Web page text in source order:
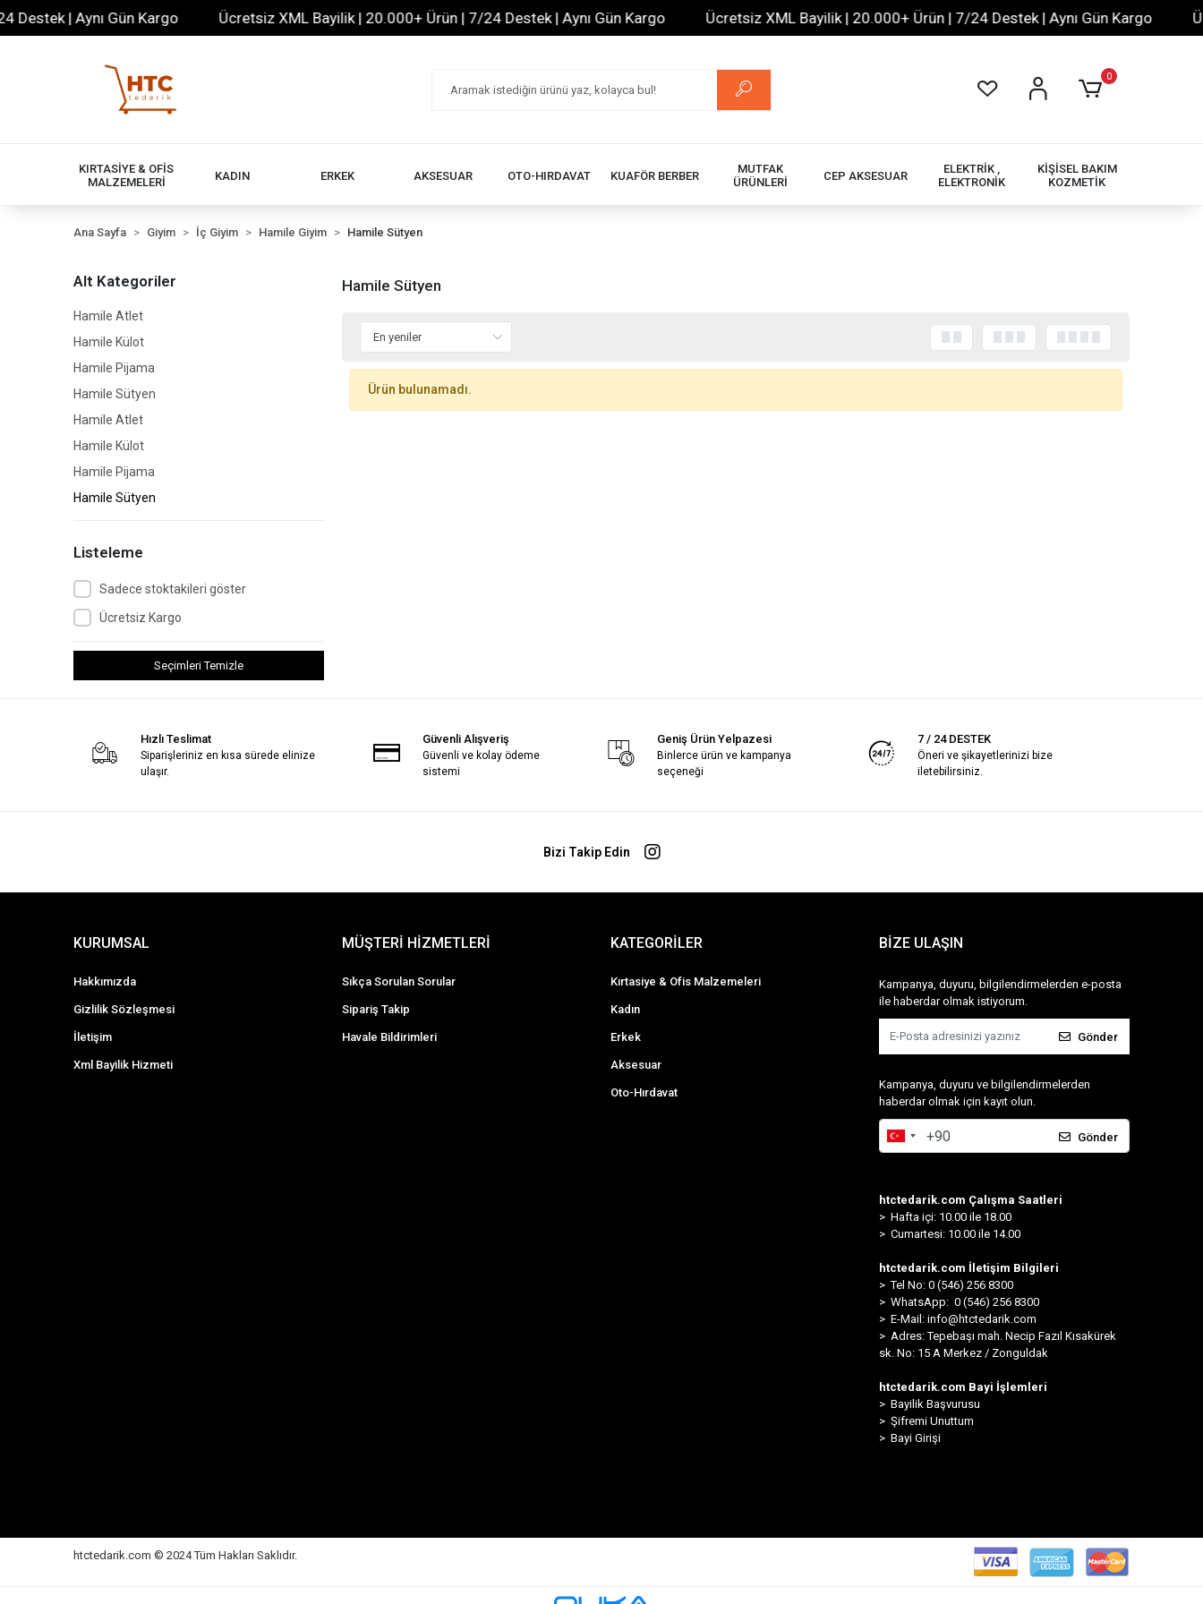
| Aynı Gün Kargo Ücretsiz XML Bayilik | 20.000+ Ürün | 7/24 Destek | Aynı Gün Kargo Ücretsiz XML Bayilik | 20.000+ Ürün | 7/24 Destek | Aynı Gün Kargo
0
KIRTASİYE & OFİS
MALZEMELERİ
KADIN ERKEK AKSESUAR OTO-HIRDAVAT KUAFÖR BERBER
MUTFAK
ÜRÜNLERİ
CEP AKSESUAR
ELEKTRİK ,
ELEKTRONİK
KİŞİSEL BAKIM
KOZMETİK
Ana Sayfa Giyim İç Giyim Hamile Giyim Hamile Sütyen
Alt Kategoriler
Hamile Atlet
Hamile Külot
Hamile Pijama
Hamile Sütyen
Hamile Atlet
Hamile Külot
Hamile Pijama
Hamile Sütyen
Listeleme
Sadece stoktakileri göster
Ücretsiz Kargo
Seçimleri Temizle
Hamile Sütyen
Ürün bulunamadı.
Hızlı Teslimat
Siparişleriniz en kısa sürede elinize
ulaşır.
Güvenli Alışveriş
Güvenli ve kolay ödeme
sistemi
Geniş Ürün Yelpazesi
Binlerce ürün ve kampanya
seçeneği
7 / 24 DESTEK
Öneri ve şikayetlerinizi bize
iletebilirsiniz.
Bizi Takip Edin
KURUMSAL
Hakkımızda
Gizlilik Sözleşmesi
İletişim
Xml Bayilik Hizmeti
MÜŞTERİ HİZMETLERİ
Sıkça Sorulan Sorular
Sipariş Takip
Havale Bildirimleri
KATEGORİLER
Kırtasiye & Ofis Malzemeleri
Kadın
Erkek
Aksesuar
Oto-Hırdavat
BİZE ULAŞIN
Kampanya, duyuru, bilgilendirmelerden e-posta
ile haberdar olmak istiyorum.
Gönder
Kampanya, duyuru ve bilgilendirmelerden
haberdar olmak için kayıt olun.
Gönder
htctedarik.com Çalışma Saatleri
> Hafta içi: 10.00 ile 18.00
> Cumartesi: 10.00 ile 14.00
htctedarik.com İletişim Bilgileri
> Tel No: 0 (546) 256 8300
> WhatsApp: 0 (546) 256 8300
> E-Mail: info@htctedarik.com
> Adres: Tepebaşı mah. Necip Fazıl Kısakürek
sk. No: 15 A Merkez / Zonguldak
htctedarik.com Bayi İşlemleri
> Bayilik Başvurusu
> Şifremi Unuttum
> Bayi Girişi
htctedarik.com © 2024 Tüm Hakları Saklıdır.